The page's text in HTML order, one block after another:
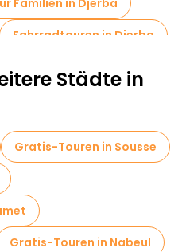
Familien in Djerba
Fahrradtouren in Djerba
Städte in
Gratis-Touren in Sousse
Gratis-Touren in Nabeul